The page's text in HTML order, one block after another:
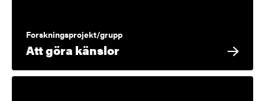
Forskningsprojekt/grupp
Att göra känslor